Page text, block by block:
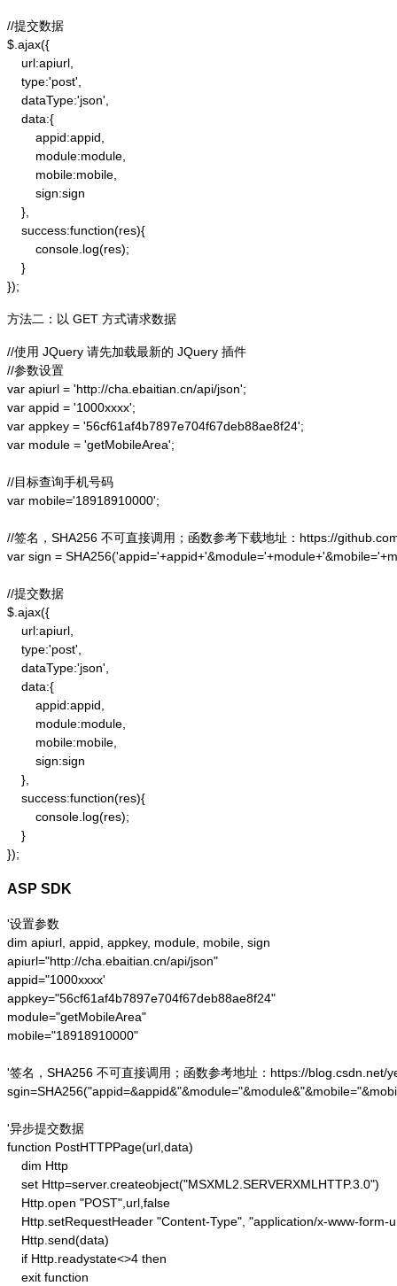
//提交数据
$.ajax({
    url:apiurl,
    type:'post',
    dataType:'json',
    data:{
        appid:appid,
        module:module,
        mobile:mobile,
        sign:sign
    },
    success:function(res){
        console.log(res);
    }
});
方法二：以 GET 方式请求数据
//使用 JQuery 请先加载最新的 JQuery 插件
//参数设置
var apiurl = 'http://cha.ebaitian.cn/api/json';
var appid = '1000xxxx';
var appkey = '56cf61af4b7897e704f67deb88ae8f24';
var module = 'getMobileArea';
//目标查询手机号码
var mobile='18918910000';
//签名，SHA256 不可直接调用；函数参考下载地址：https://
var sign =
//提交数据
$.ajax({
    url:apiurl,
    type:'post',
    dataType:'json',
    data:{
        appid:appid,
        module:module,
        mobile:mobile,
        sign:sign
    },
    success:function(res){
        console.log(res);
    }
});
ASP SDK
'设置参数
dim apiurl, appid, appkey, module, mobile, sign
apiurl="http://cha.ebaitian.cn/api/json"
appid="1000xxxx'
appkey="56cf61af4b7897e704f67deb88ae8f24"
module="getMobileArea"
mobile="18918910000"
'签名，SHA256 不可直接调用；函数参考地址：https://blog.csdn.net/
'异步提交数据
function PostHTTPPage(url,data)
    dim Http
    set Http=server.createobject("MSXML2.SERVERXMLHTTP.3.0")
    Http.open "POST",url,false
Http.setRequestHeader "Content-Type", "application/x-www-form-
    Http.send(data)
    if Http.readystate<>4 then
    exit function